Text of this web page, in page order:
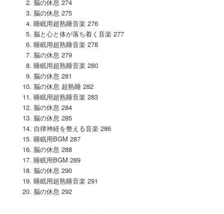
脳の休息 274
脳の休息 275
睡眠用超熟睡音楽 276
脳と心と体が落ち着く音楽 277
睡眠用超熟睡音楽 278
脳の休息 279
睡眠用超熟睡音楽 280
脳の休息 281
脳の休息 超熟睡 282
睡眠用超熟睡音楽 283
脳の休息 284
脳の休息 285
自律神経を整える音楽 286
睡眠用BGM 287
脳の休息 288
睡眠用BGM 289
脳の休息 290
睡眠用超熟睡音楽 291
脳の休息 292